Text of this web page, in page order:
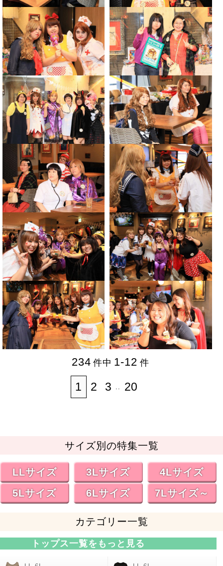
234 1-12
1 2 3 20
サイズ別の特集一覧
LLサイズ 3Lサイズ
4Lサイズ
5Lサイズ
6Lサイズ 7Lサイズ～
カテゴリー一覧
トップス一覧をもっと見る